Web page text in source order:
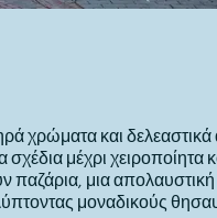
χρώματα και
μέχρι
παζάρια, μια
μοναδικούς